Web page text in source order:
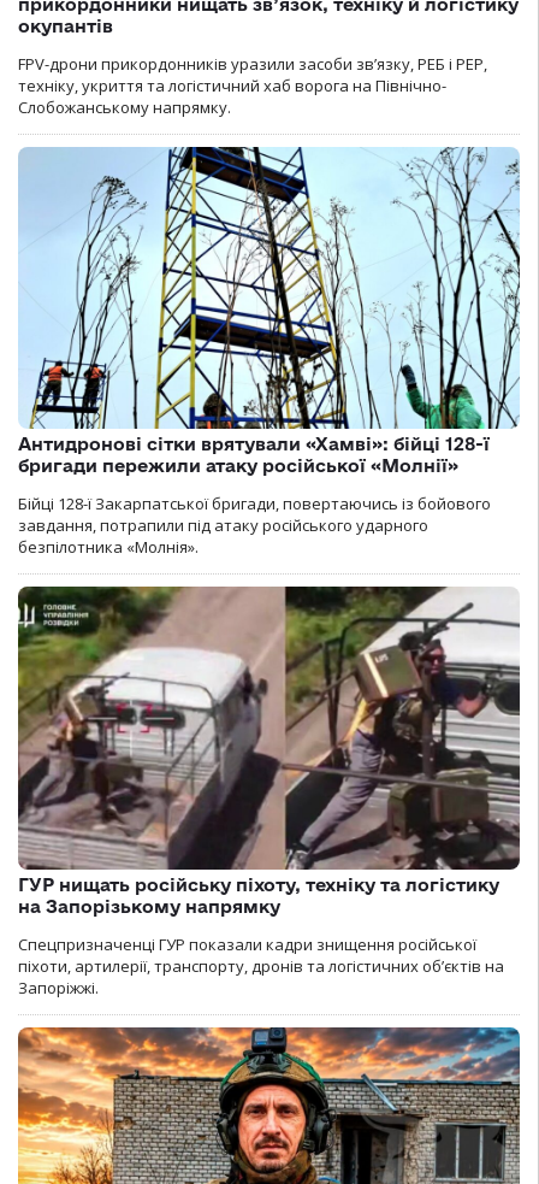
окупантів
FPV-дрони прикордонників уразили засоби зв’язку, РЕБ і РЕР,
техніку, укриття та логістичний хаб ворога на Північно-
Слобожанському напрямку.
Антидронові сітки врятували «Хамві»: бійці 128-ї
бригади пережили атаку російської «Молнії»
Бійці 128-ї Закарпатської бригади, повертаючись із бойового
завдання, потрапили під атаку російського ударного
безпілотника «Молнія».
ГУР нищать російську піхоту, техніку та логістику
на Запорізькому напрямку
Спецпризначенці ГУР показали кадри знищення російської
піхоти, артилерії, транспорту, дронів та логістичних об’єктів на
Запоріжжі.